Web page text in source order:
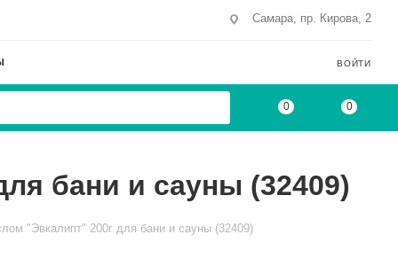
Самара, пр. Кирова, 2
ВОЙТИ
0 0
бани и сауны (32409)
"Эвкалипт" 200г для бани и сауны (32409)